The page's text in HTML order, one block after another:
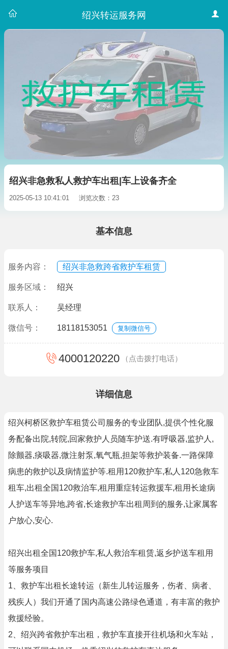
绍兴转运服务网
绍兴非急救私人救护车出租|车上设备齐全
2025-05-13 10:41:01 浏览次数：23
基本信息
服务内容： 绍兴非急救跨省救护车租赁
服务区域： 绍兴
联系人： 吴经理
微信号： 18118153051 复制微信号
4000120220 （点击拨打电话）
详细信息
绍兴柯桥区救护车租赁公司服务的专业团队,提供个性化服
务配备出院,转院,回家救护人员随车护送.有呼吸器,监护人,
除颤器,痰吸器,微注射泵,氧气瓶,担架等救护装备.一路保障
病患的救护以及病情监护等.租用120救护车,私人120急救车
租车,出租全国120救治车,租用重症转运救援车,租用长途病
人护送车等异地,跨省,长途救护车出租周到的服务,让家属客
户放心,安心.
绍兴出租全国120救护车,私人救治车租赁,返乡护送车租用
等服务项目
1、救护车出租长途转运（新生儿转运服务，伤者、病者、
残疾人）我们开通了国内高速公路绿色通道，有丰富的救护
救援经验。
2、绍兴跨省救护车出租，救护车直接开往机场和火车站，